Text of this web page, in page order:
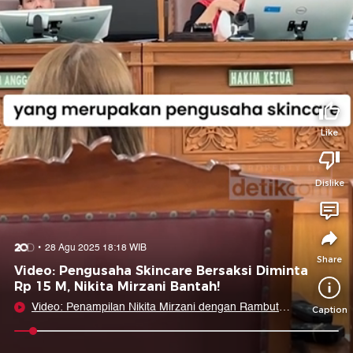
Like
Dislike
Share
Caption
28 Agu 2025 18:18 WIB
Video: Pengusaha Skincare Bersaksi Diminta
Rp 15 M, Nikita Mirzani Bantah!
Video: Penampilan Nikita Mirzani dengan Rambut
0:09
Share to
Facebook Whatsapp Telegram
Copy Embed &
Suka video ini?
Login untuk menyampaikan pendapat.
Masuk
Tidak suka video ini?
Login untuk menyampaikan pendapat.
Masuk